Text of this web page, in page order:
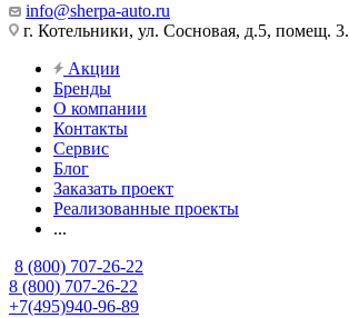
info@sherpa-auto.ru
г. Котельники, ул. Сосновая, д.5, помещ. 3.
Акции
Бренды
О компании
Контакты
Сервис
Блог
Заказать проект
Реализованные проекты
...
8 (800) 707-26-22
8 (800) 707-26-22
+7(495)940-96-89